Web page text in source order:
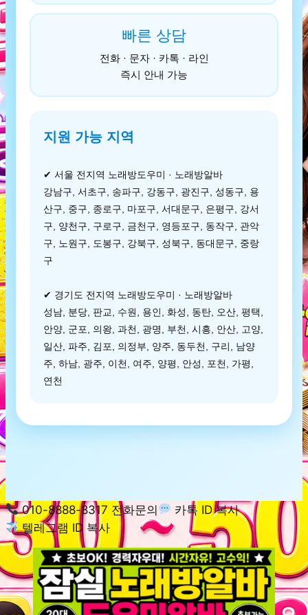
빠른 상담
전화 · 문자 · 카톡 · 라인
즉시 안내 가능
지원 가능 지역
✔ 서울 전지역 노래방도우미 · 노래방알바
강남구, 서초구, 송파구, 강동구, 광진구, 성동구, 용
산구, 중구, 종로구, 마포구, 서대문구, 은평구, 강서
구, 양천구, 구로구, 금천구, 영등포구, 동작구, 관악
구, 노원구, 도봉구, 강북구, 성북구, 동대문구, 중랑
구
✔ 경기도 전지역 노래방도우미 · 노래방알바
성남, 분당, 판교, 수원, 용인, 화성, 동탄, 오산, 평택,
안양, 군포, 의왕, 과천, 광명, 부천, 시흥, 안산, 고양,
일산, 파주, 김포, 의정부, 양주, 동두천, 구리, 남양
주, 하남, 광주, 이천, 여주, 양평, 안성, 포천, 가평,
연천
010-8888-8317 전화문의
카톡 ID 복사
텔레그램 ID 복사